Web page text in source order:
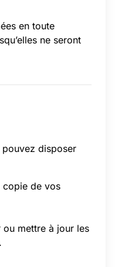
en toute
ne seront
disposer
copie de vos
mettre à jour les